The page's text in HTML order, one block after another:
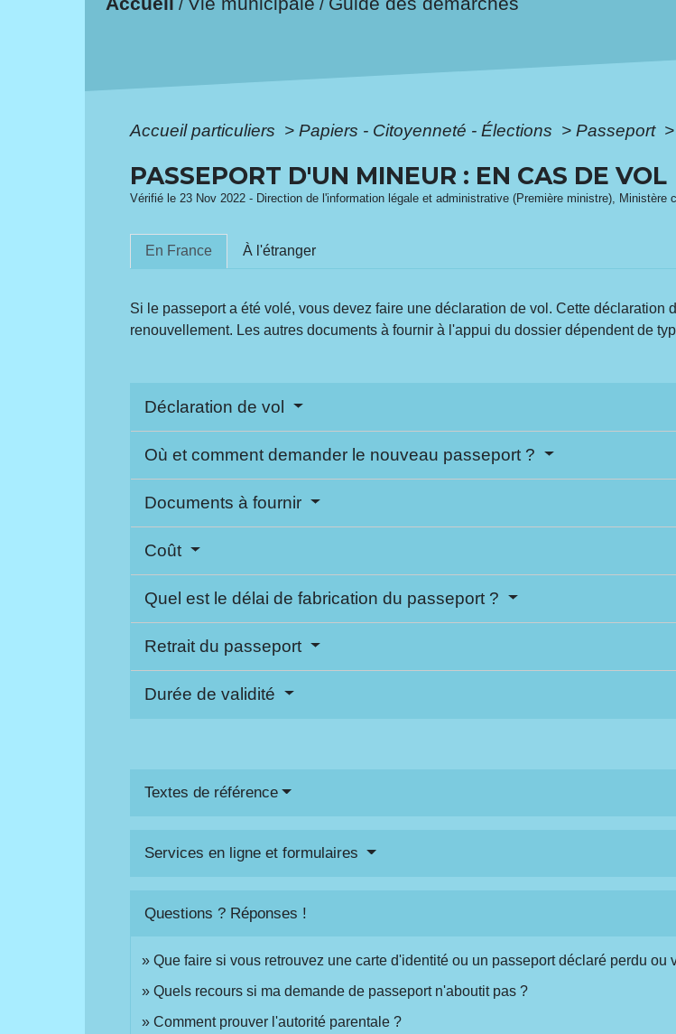
/ /
Accueil particuliers > Papiers - Citoyenneté - Élections > Passeport >
PASSEPORT D'UN MINEUR : EN CAS DE VOL
Vérifié le 23 Nov 2022 - Direction de l'information légale et administrative (Première ministre), Ministère
En France À l'étranger
Si le passeport a été volé, vous devez faire une déclaration de vol. Cette déclaration
renouvellement. Les autres documents à fournir à l'appui du dossier dépendent de
Déclaration de vol
Où et comment demander le nouveau passeport ?
Documents à fournir
Coût
Quel est le délai de fabrication du passeport ?
Retrait du passeport
Durée de validité
Textes de référence
Services en ligne et formulaires
Questions ? Réponses !
Que faire si vous retrouvez une carte d'identité ou un passeport déclaré perdu ou
Quels recours si ma demande de passeport n'aboutit pas ?
Comment prouver l'autorité parentale ?